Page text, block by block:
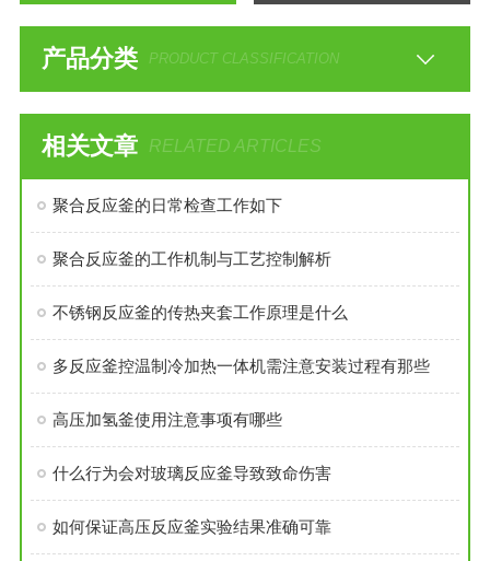
产品分类 PRODUCT CLASSIFICATION
相关文章 RELATED ARTICLES
聚合反应釜的日常检查工作如下
聚合反应釜的工作机制与工艺控制解析
不锈钢反应釜的传热夹套工作原理是什么
多反应釜控温制冷加热一体机需注意安装过程有那些
高压加氢釜使用注意事项有哪些
什么行为会对玻璃反应釜导致致命伤害
如何保证高压反应釜实验结果准确可靠